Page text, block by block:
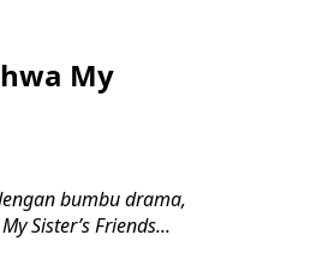
My
bumbu drama,
Sister’s Friends...